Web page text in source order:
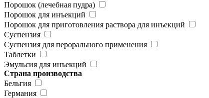
Порошок (лечебная пудра)
Порошок для инъекций
Порошок для приготовления раствора для инъекций
Суспензия
Суспензия для перорального применения
Таблетки
Эмульсия для инъекций
Страна производства
Бельгия
Германия